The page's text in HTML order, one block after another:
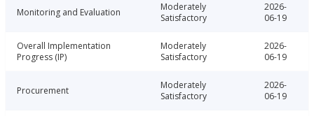
Monitoring and Evaluation
Moderately
Satisfactory
2026-
06-19
Overall Implementation
Progress (IP)
Moderately
Satisfactory
2026-
06-19
Procurement
Moderately
Satisfactory
2026-
06-19